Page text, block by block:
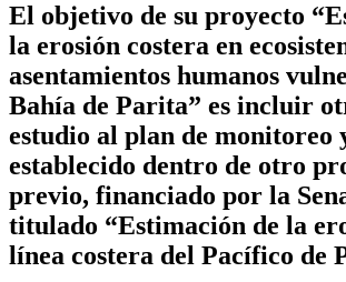
El objetivo de su proyecto
la erosión costera en
asentamientos humanos
Bahía de Parita” es incluir
estudio al plan de monitoreo
establecido dentro de otro
previo, financiado por la
titulado “Estimación de la
línea costera del Pacífico de